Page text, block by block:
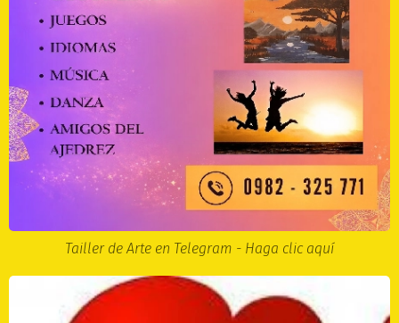
Tailler de Arte en Telegram - Haga clic aquí